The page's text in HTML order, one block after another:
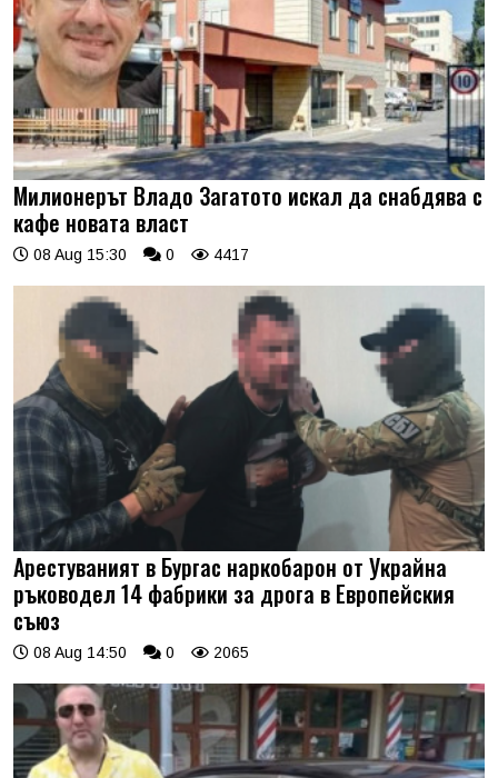
Милионерът Владо Загатото искал да снабдява с
кафе новата власт
08 Aug 15:30 0 4417
Арестуваният в Бургас наркобарон от Украйна
ръководел 14 фабрики за дрога в Европейския
съюз
08 Aug 14:50 0 2065